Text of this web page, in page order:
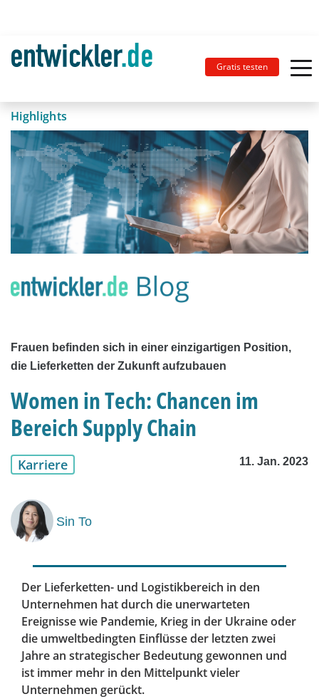
Gratis testen
Highlights
Frauen befinden sich in einer einzigartigen Position,
die Lieferketten der Zukunft aufzubauen
Women in Tech: Chancen im
Bereich Supply Chain
Karriere 11. Jan. 2023
Sin To
Der Lieferketten- und Logistikbereich in den
Unternehmen hat durch die unerwarteten
Ereignisse wie Pandemie, Krieg in der Ukraine oder
die umweltbedingten Einflüsse der letzten zwei
Jahre an strategischer Bedeutung gewonnen und
ist immer mehr in den Mittelpunkt vieler
Unternehmen gerückt.